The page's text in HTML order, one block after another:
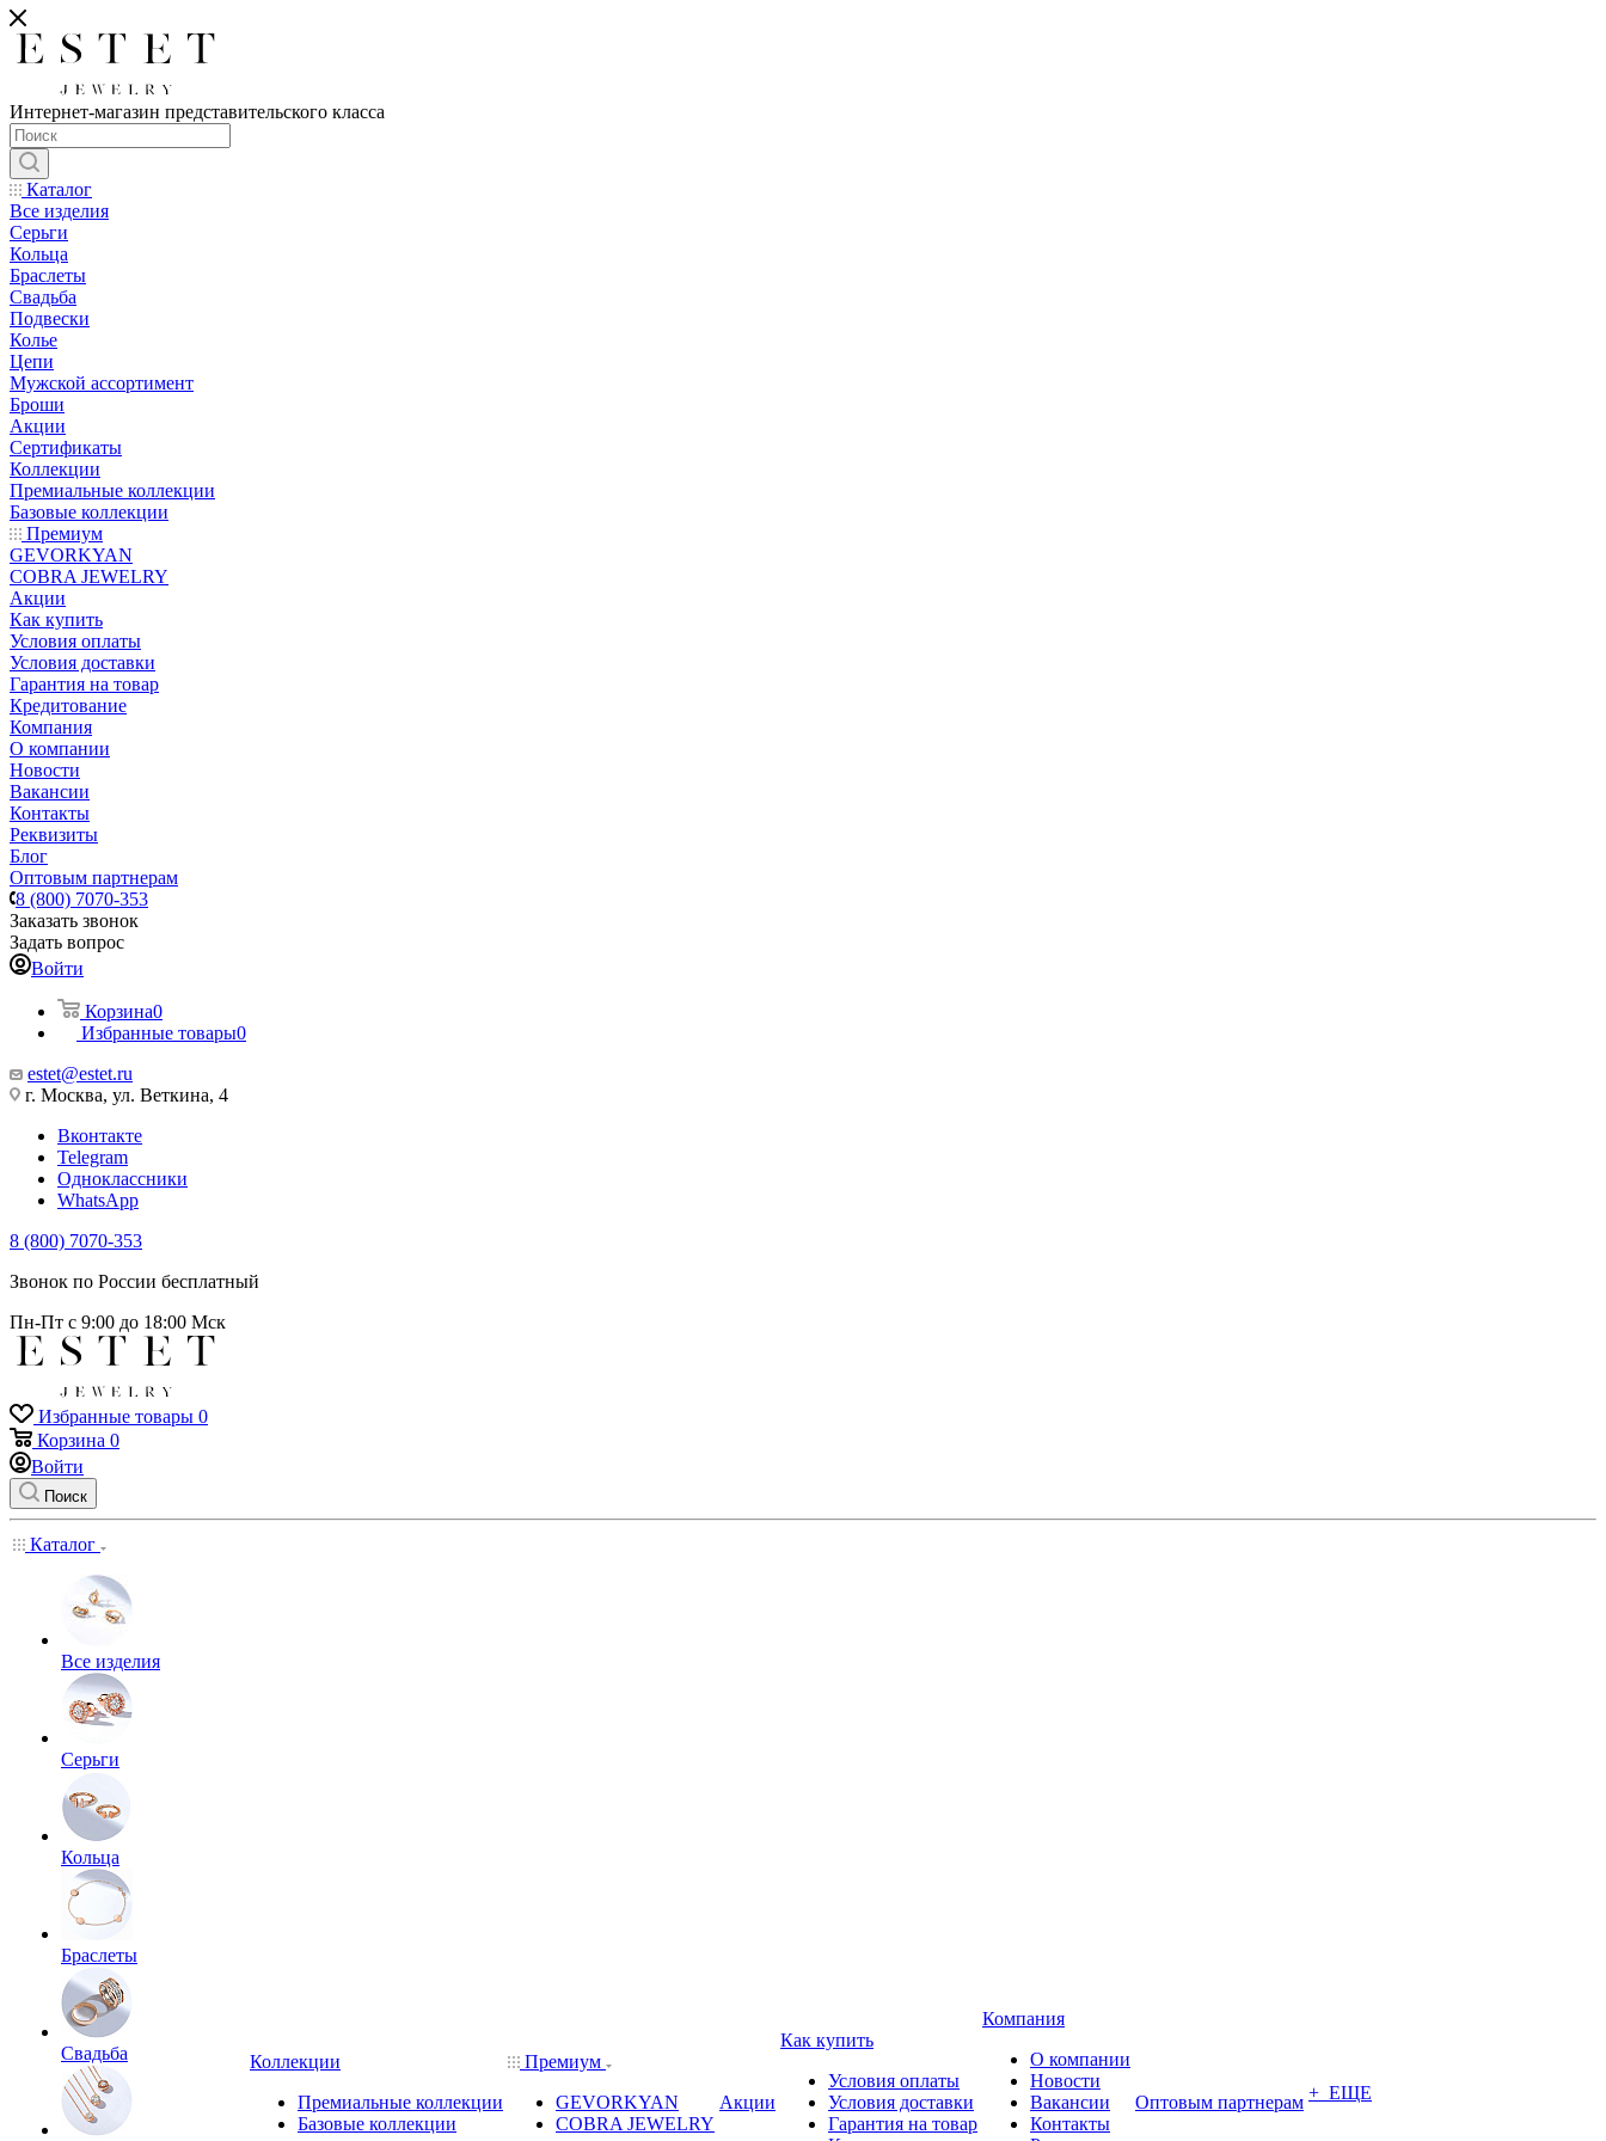
Интернет-магазин представительского класса
Каталог
Все изделия
Серьги
Кольца
Браслеты
Свадьба
Подвески
Колье
Цепи
Мужской ассортимент
Броши
Акции
Сертификаты
Коллекции
Премиальные коллекции
Базовые коллекции
Премиум
GEVORKYAN
COBRA JEWELRY
Акции
Как купить
Условия оплаты
Условия доставки
Гарантия на товар
Кредитование
Компания
О компании
Новости
Вакансии
Контакты
Реквизиты
Блог
Оптовым партнерам
8 (800) 7070-353
Заказать звонок
Задать вопрос
Войти
Корзина0
Избранные товары0
estet@estet.ru
г. Москва, ул. Веткина, 4
Вконтакте
Telegram
Одноклассники
WhatsApp
8 (800) 7070-353
Звонок по России бесплатный
Пн-Пт с 9:00 до 18:00 Мск
Избранные товары 0
Корзина 0
Войти
Поиск
Каталог
Все изделия
Серьги
Кольца
Браслеты
Свадьба
Коллекции
Премиальные коллекции
Базовые коллекции
Премиум
GEVORKYAN
COBRA JEWELRY
Акции
Как купить
Условия оплаты
Условия доставки
Гарантия на товар
Компания
О компании
Новости
Вакансии
Контакты
Оптовым партнерам + ЕЩЕ